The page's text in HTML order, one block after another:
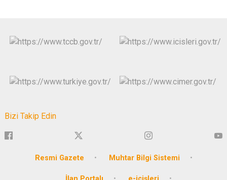
Bizi Takip Edin
Resmi Gazete Muhtar Bilgi Sistemi